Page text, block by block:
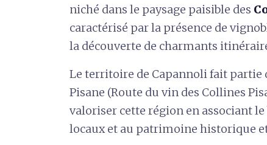
niché dans le paysage paisible des
caractérisé par la présence de
la découverte de charmants
Le territoire de Capannoli fait partie
Pisane (Route du vin des Collines
valoriser cette région en associant
locaux et au patrimoine historique